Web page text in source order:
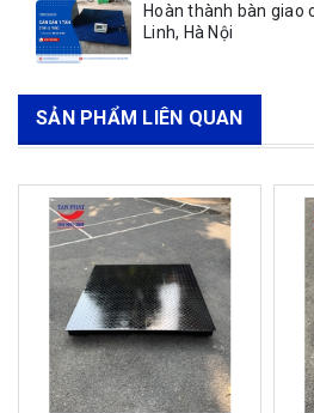
Hoàn thành bàn giao
Linh, Hà Nội
SẢN PHẨM LIÊN QUAN